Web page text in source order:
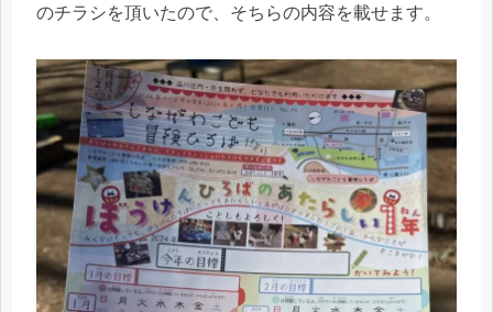
のチラシを頂いたので、そちらの内容を載せます。